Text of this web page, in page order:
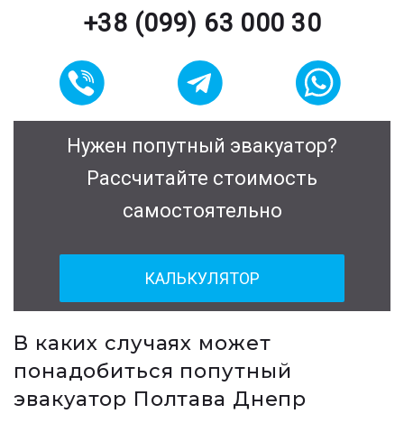
+38 (099) 63 000 30
Нужен попутный эвакуатор?
Рассчитайте стоимость
самостоятельно
КАЛЬКУЛЯТОР
В каких случаях может
понадобиться попутный
эвакуатор Полтава Днепр